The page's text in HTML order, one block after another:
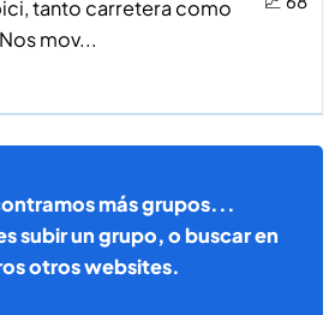
tanto carretera como
mov...
más grupos...
subir un grupo, o buscar en
otros websites.